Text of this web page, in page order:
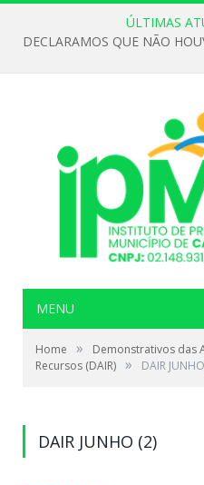
ÚLTIMAS
MENU
Home »
Demonstrativos das
Recursos (DAIR) » DAIR
DAIR JUNHO (2)